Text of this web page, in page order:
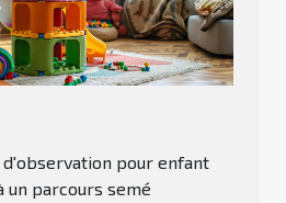
d'observation pour enfant
un parcours semé